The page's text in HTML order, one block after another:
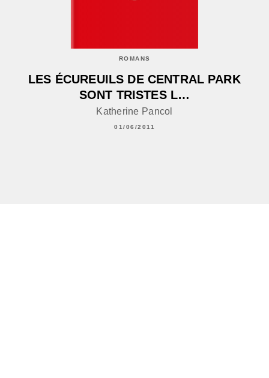
ROMANS
LES ÉCUREUILS DE CENTRAL PARK
SONT TRISTES L…
Katherine Pancol
01/06/2011